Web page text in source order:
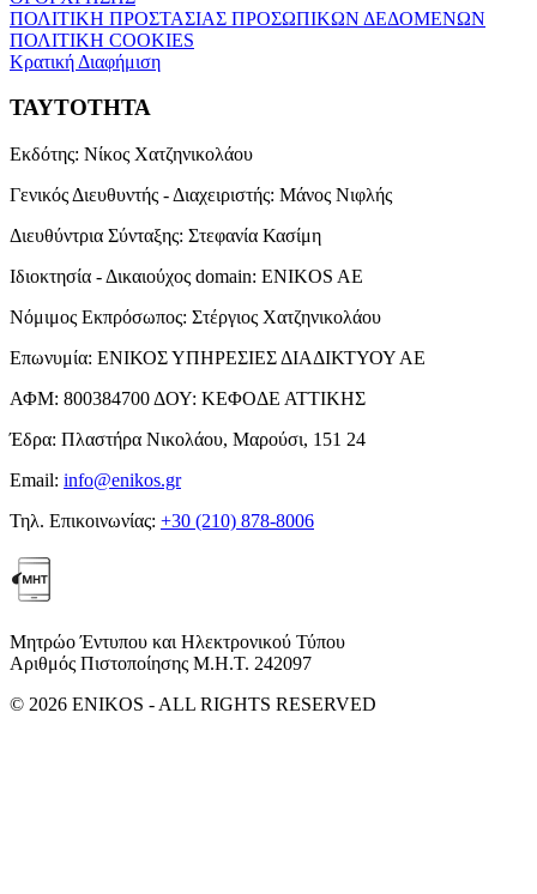
ΠΟΛΙΤΙΚΗ ΠΡΟΣΤΑΣΙΑΣ ΠΡΟΣΩΠΙΚΩΝ ΔΕΔΟΜΕΝΩΝ
ΠΟΛΙΤΙΚΗ COOKIES
Κρατική Διαφήμιση
ΤΑΥΤΟΤΗΤΑ
Εκδότης: Νίκος Χατζηνικολάου
Γενικός Διευθυντής - Διαχειριστής: Μάνος Νιφλής
Διευθύντρια Σύνταξης: Στεφανία Κασίμη
Ιδιοκτησία - Δικαιούχος domain: ENIKOS AE
Νόμιμος Εκπρόσωπος: Στέργιος Χατζηνικολάου
Επωνυμία: ΕΝΙΚΟΣ ΥΠΗΡΕΣΙΕΣ ΔΙΑΔΙΚΤΥΟΥ ΑΕ
ΑΦΜ: 800384700 ΔΟΥ: ΚΕΦΟΔΕ ΑΤΤΙΚΗΣ
Έδρα: Πλαστήρα Νικολάου, Μαρούσι, 151 24
Email: info@enikos.gr
Τηλ. Επικοινωνίας: +30 (210) 878-8006
Μητρώο Έντυπου και Ηλεκτρονικού Τύπου
Αριθμός Πιστοποίησης Μ.Η.Τ. 242097
© 2026 ENIKOS - ALL RIGHTS RESERVED